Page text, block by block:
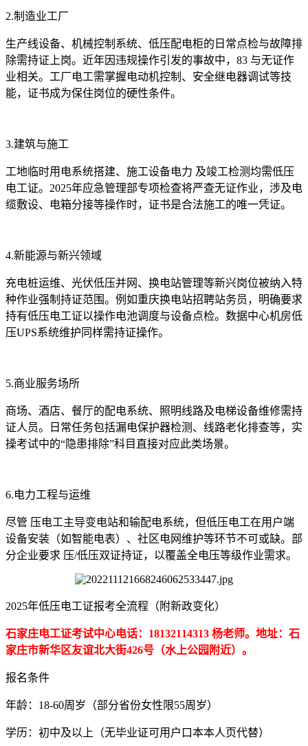
2.制造业工厂
生产线设备、机械控制系统、低压配电柜的日常点检与故障排
除需持证上岗。近年因违规操作引发的事故中，83 与无证作
业相关。工厂电工需掌握电动机控制、安全继电器调试等技
能，证书成为保住岗位的硬性条件。
3.建筑与施工
工地临时用电系统搭建、施工设备电力 及竣工检测均需低压
电工证。2025年应急管理部专项检查将严查无证作业，涉及电
缆敷设、电箱分接等操作时，证书是合法施工的唯一凭证。
4.新能源与新兴领域
充电桩运维、光伏低压并网、换电站管理等新兴岗位被纳入特
种作业强制持证范围。例如重庆换电站招聘站务员，明确要求
持有低压电工证以操作电池调度与设备点检。数据中心机房低
压UPS系统维护同样需持证操作。
5.商业服务场所
商场、酒店、餐厅的配电系统、照明线路及电梯设备维修需持
证人员。日常任务包括漏电保护器检测、线路老化排查等，实
操考试中的“隐患排除”科目直接对应此类场景。
6.电力工程与运维
尽管 压电工主导变电站和输配电系统，但低压电工在用户端
设备安装（如智能电表）、社区电网维护等环节不可或缺。部
分企业要求 压/低压双证持证，以覆盖全电压等级作业需求。
2025年低压电工证报考全流程（附新政变化）
石家庄电工证考试中心电话：18132114313 杨老师。地址：石
家庄市新华区友谊北大街426号（水上公园附近）。
报名条件
年龄：18-60周岁（部分省份女性限55周岁）
学历：初中及以上（无毕业证可用户口本本人页代替）